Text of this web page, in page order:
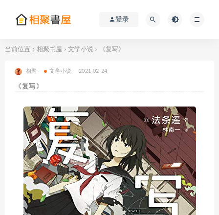
登录
当前位置： 相聚书屋 > 文学小说 > 《复写》
相聚 文学小说 2021-02-24
《复写》